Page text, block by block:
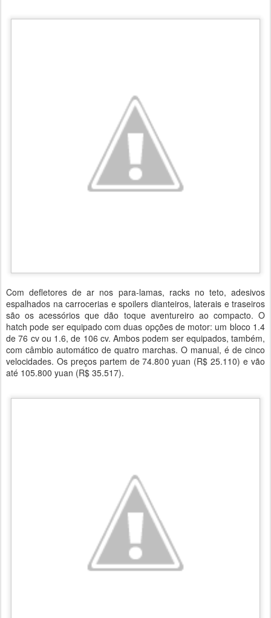
Com defletores de ar nos para-lamas, racks no teto, adesivos
espalhados na carrocerias e spoilers dianteiros, laterais e traseiros
são os acessórios que dão toque aventureiro ao compacto. O
hatch pode ser equipado com duas opções de motor: um bloco 1.4
de 76 cv ou 1.6, de 106 cv. Ambos podem ser equipados, também,
com câmbio automático de quatro marchas. O manual, é de cinco
velocidades. Os preços partem de 74.800 yuan (R$ 25.110) e vão
até 105.800 yuan (R$ 35.517).